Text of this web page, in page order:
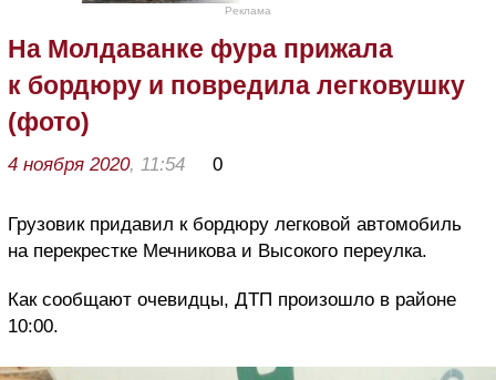
Реклама
На Молдаванке фура прижала
к бордюру и повредила легковушку
(фото)
4 ноября 2020, 11:54 0
Грузовик придавил к бордюру легковой автомобиль
на перекрестке Мечникова и Высокого переулка.
Как сообщают очевидцы, ДТП произошло в районе
10:00.